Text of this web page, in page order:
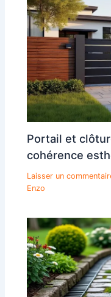
Portail et
cohérence
Laisser un
Enzo